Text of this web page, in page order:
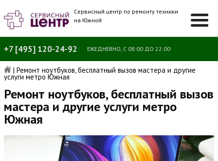
Сервисный центр по ремонту техники
на Южной
+7 [495] 120-24-92 ЕЖЕДНЕВНО, С 08:00 ДО 22:00
| Ремонт ноутбуков, бесплатный вызов мастера и другие
услуги метро Южная
Ремонт ноутбуков, бесплатный вызов
мастера и другие услуги метро
Южная